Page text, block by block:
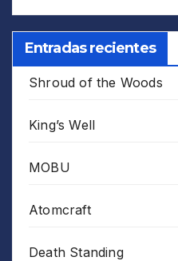
Entradas recientes
Shroud of the Woods
King’s Well
MOBU
Atomcraft
Death Standing